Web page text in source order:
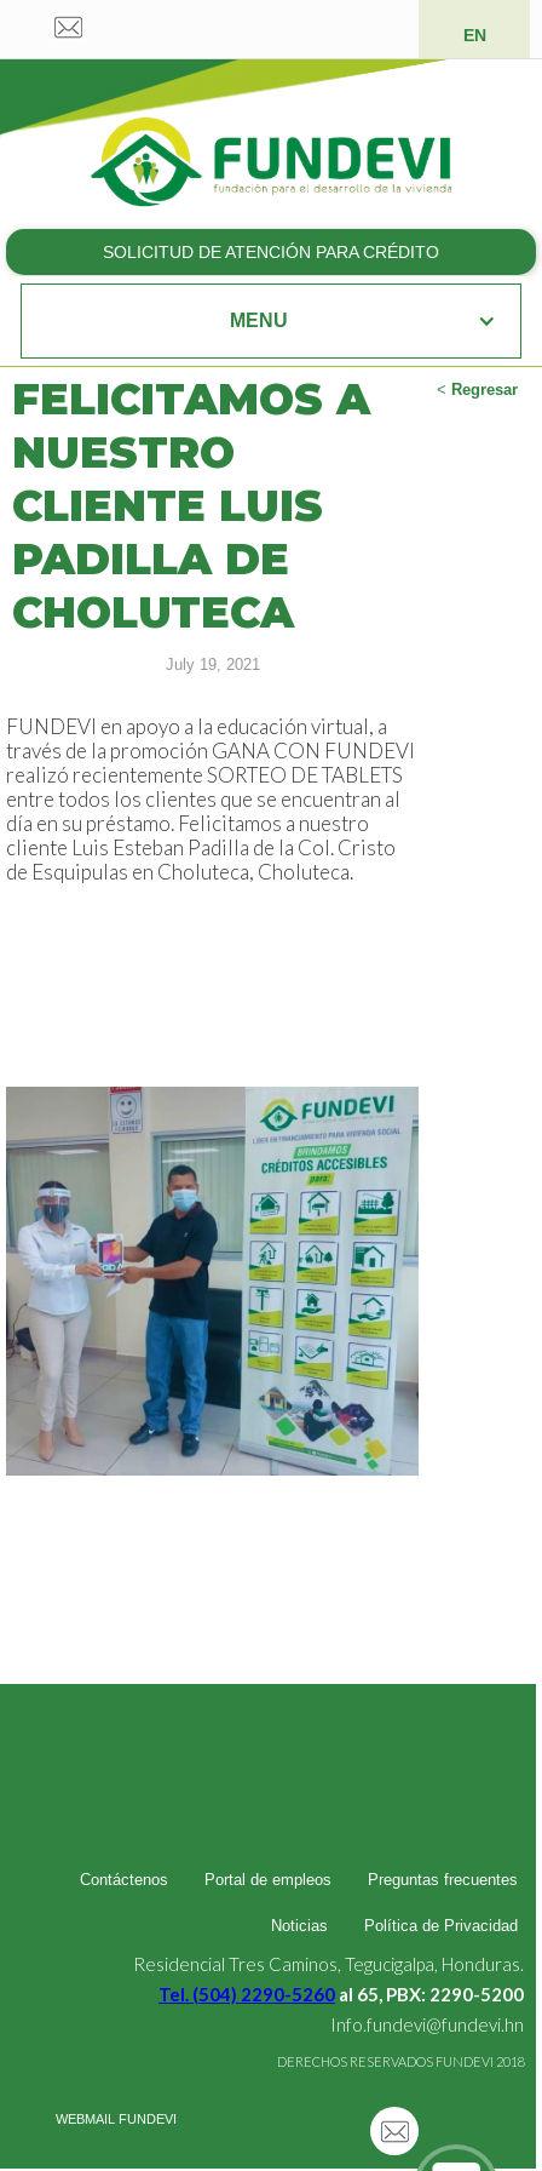
EN
SOLICITUD DE ATENCIÓN PARA CRÉDITO
MENU
< Regresar
FELICITAMOS A
NUESTRO
CLIENTE LUIS
PADILLA DE
CHOLUTECA
July 19, 2021
FUNDEVI en apoyo a la educación virtual, a
través de la promoción GANA CON FUNDEVI
realizó recientemente SORTEO DE TABLETS
entre todos los clientes que se encuentran al
día en su préstamo. Felicitamos a nuestro
cliente Luis Esteban Padilla de la Col. Cristo
de Esquipulas en Choluteca, Choluteca.
Contáctenos Portal de empleos Preguntas frecuentes
Noticias Política de Privacidad
Residencial Tres Caminos, Tegucigalpa, Honduras.
Tel. (504) 2290-5260 al 65, PBX: 2290-5200
Info.fundevi@fundevi.hn
DERECHOS RESERVADOS FUNDEVI 2018
WEBMAIL FUNDEVI